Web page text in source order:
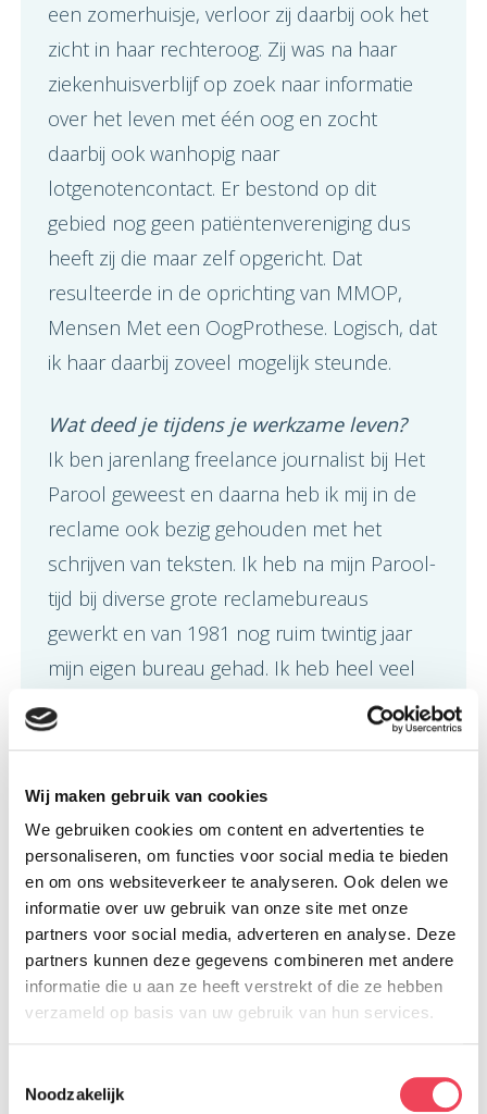
Wij maken gebruik van cookies
We gebruiken cookies om content en advertenties te
personaliseren, om functies voor social media te bieden
en om ons websiteverkeer te analyseren. Ook delen we
informatie over uw gebruik van onze site met onze
partners voor social media, adverteren en analyse. Deze
partners kunnen deze gegevens combineren met andere
informatie die u aan ze heeft verstrekt of die ze hebben
verzameld op basis van uw gebruik van hun services.
Noodzakelijk
een zomerhuisje, verloor zij daarbij ook het
zicht in haar rechteroog. Zij was na haar
ziekenhuisverblijf op zoek naar informatie
over het leven met één oog en zocht
daarbij ook wanhopig naar
lotgenotencontact. Er bestond op dit
gebied nog geen patiëntenvereniging dus
heeft zij die maar zelf opgericht. Dat
resulteerde in de oprichting van MMOP,
Mensen Met een OogProthese. Logisch, dat
ik haar daarbij zoveel mogelijk steunde.
Wat deed je tijdens je werkzame leven?
Ik ben jarenlang freelance journalist bij Het
Parool geweest en daarna heb ik mij in de
reclame ook bezig gehouden met het
schrijven van teksten. Ik heb na mijn Parool-
tijd bij diverse grote reclamebureaus
gewerkt en van 1981 nog ruim twintig jaar
mijn eigen bureau gehad. Ik heb heel veel
voor klanten in de reiswereld gewerkt als
campagnestrateeg.
Wat houdt jouw vrijwilligersfunctie in.
Mijn werkervaring sloot natuurlijk heel mooi
aan op het maken van teksten voor het
verenigingsblad, iets wat uiteindelijk
resulteerde in het (eind)redacteurschap
voor het magazine van de nieuwe Vereniging
OOG in OOG. Daarnaast deed ik allemaal
bij de landelijke contactdagen. Leuk en ook